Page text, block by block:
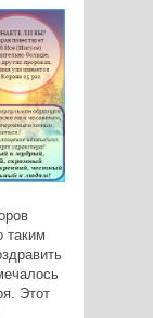
таким
Этот